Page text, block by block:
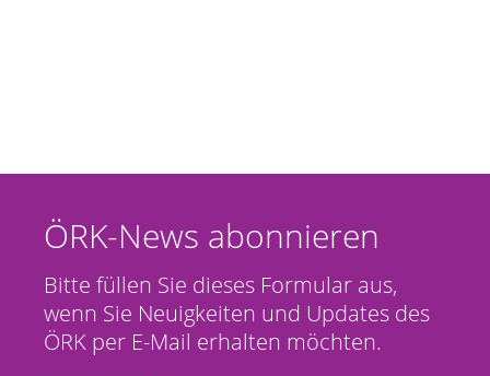
ÖRK-News abonnieren
Bitte füllen Sie dieses Formular aus,
wenn Sie Neuigkeiten und Updates des
ÖRK per E-Mail erhalten möchten.